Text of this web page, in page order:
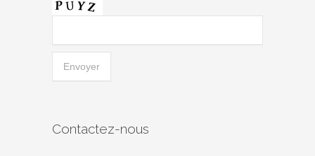
Contactez-nous